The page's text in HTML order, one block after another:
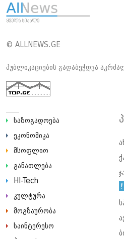
© ALLNEWS.GE
პუბლიკაციების გადაბეჭდვა
საზოგადოება
ეკონომიკა
მსოფლიო
განათლება
HI-Tech
კულტურა
მოგზაურობა
საინტერესო